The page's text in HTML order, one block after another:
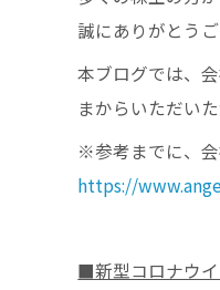
誠にありがとうご
本ブログでは、
まからいただい
※参考までに、会
https://
■新型コロナウ